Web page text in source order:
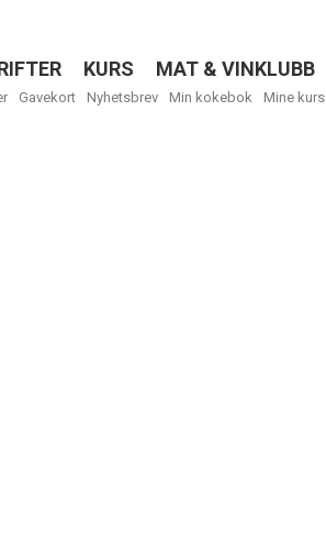
KURS MAT & VINKLUBB
Gavekort Nyhetsbrev Min kokebok Mine kurs